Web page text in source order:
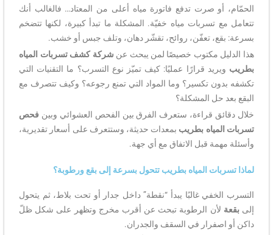
الحمّام، أو صرت تدفع فاتورة مياه أعلى من المعتاد… فالغالب أنك
تتعامل مع تسربات مياه خفيّة. المشكلة ما تبدأ كبيرة، لكنها تتضخم
بسرعة: بقع، تعفّن، روائح، تقشّر دهان، وتلف جبس أو خشب.
هذا الدليل مكتوب خصيصًا لمن يبحث عن شركة كشف تسربات المياه
بطريب ويريد قرارًا عمليًا: كيف تميّز نوع التسرب؟ ما التقنيات التي
تكشفه بدون تكسير؟ وما المواد التي تمنع رجوعه؟ وكيف تتصرف مع
البقع بعد حل المشكلة؟
خلال دقائق قراءة، ستعرف الفرق بين الفحص العشوائي وبين فحص
تسربات المياه بطريب بمعدات حديثة، وستتعرف على أسعار تقديرية،
وأسئلة مهمة قبل الاتفاق مع أي جهة.
لماذا تسربات المياه بطريب تتحول بسرعة إلى بقع ورطوبة؟
التسرب الخفي غالبًا يبدأ “نقطة” داخل جدار أو تحت بلاط، ثم يتحول
إلىبقعة لأن الرطوبة تبحث عن أقرب مخرج وتظهر على شكل ظلّ
داكن أو اصفرار في السقف والجدران.